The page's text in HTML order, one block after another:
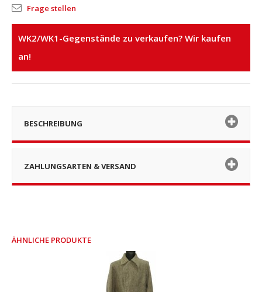
Frage stellen
WK2/WK1-Gegenstände zu verkaufen? Wir kaufen
an!
BESCHREIBUNG
ZAHLUNGSARTEN & VERSAND
ÄHNLICHE PRODUKTE